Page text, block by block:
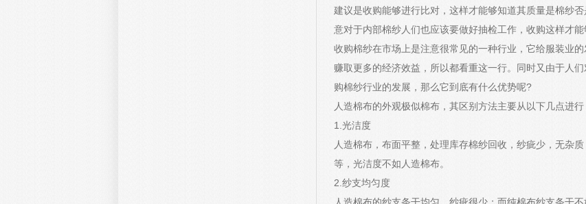
建议是收购能够进行比对，这样才能够知道其质量是棉纱
意对于内部棉纱人们也应该要做好抽检工作，收购这样才能
收购棉纱在市场上是注意很常见的一种行业，它给服装业
赚取更多的经济效益，所以都看重这一行。同时又由于人
购棉纱行业的发展，那么它到底有什么优势呢?
人造棉布的外观极似棉布，其区别方法主要从以下几点进
1.光洁度
人造棉布，布面平整，处理库存棉纱回收，纱疵少，无杂
等，光洁度不如人造棉布。
2.纱支均匀度